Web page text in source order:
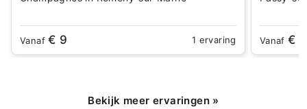
Vanaf€ 9 1 ervaring Vanaf€
Bekijk meer ervaringen »